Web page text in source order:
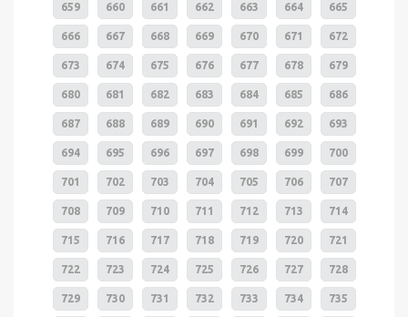
659 660 661 662 663 664 665
666 667 668 669 670 671 672
673 674 675 676 677 678 679
680 681 682 683 684 685 686
687 688 689 690 691 692 693
694 695 696 697 698 699 700
701 702 703 704 705 706 707
708 709 710 711 712 713 714
715 716 717 718 719 720 721
722 723 724 725 726 727 728
729 730 731 732 733 734 735